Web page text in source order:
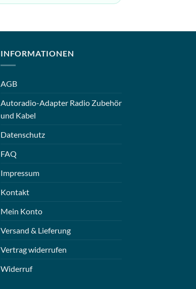
INFORMATIONEN
AGB
Autoradio-Adapter Radio Zubehör
und Kabel
Datenschutz
FAQ
Impressum
Kontakt
Mein Konto
Versand & Lieferung
Vertrag widerrufen
Widerruf